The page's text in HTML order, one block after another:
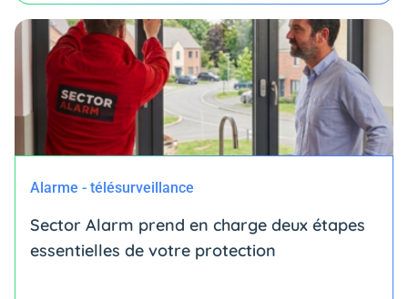
Alarme - télésurveillance
Sector Alarm prend en charge deux étapes
essentielles de votre protection